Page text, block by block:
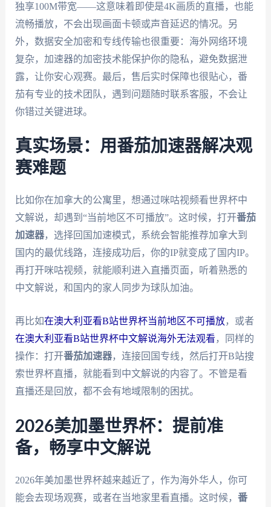
独享100M带宽——这意味着即使是4K画质的直播，也能
流畅播放，不会出现画面卡顿或声音延迟的情况。另
外，数据安全加密和专线传输也很重要：海外网络环境
复杂，加速器的加密技术能保护你的隐私，避免数据泄
露，让你安心观赛。最后，售后实时保障也很贴心，番
茄有专业的技术团队，遇到问题随时联系客服，不会让
你错过关键进球。
真实场景：用番茄加速器解决观
赛难题
比如你在加拿大的公寓里，想通过咪咕视频看世界杯中
文解说，却遇到“当前地区不可播放”。这时候，打开番茄
加速器，选择回国加速模式，系统会智能推荐加拿大到
国内的最优线路，连接成功后，你的IP就变成了国内IP。
再打开咪咕视频，就能顺利进入直播页面，听着熟悉的
中文解说，和国内的家人同步为球队加油。
再比如在澳大利亚看B站世界杯当前地区不可播放，或者
在澳大利亚看B站世界杯中文解说海外无法观看 ，同样的
操作：打开番茄加速器，连接回国专线，然后打开B站搜
索世界杯直播，就能看到中文解说的内容了。不管是看
直播还是回放，都不会有地域限制的困扰。
2026美加墨世界杯：提前准
备，畅享中文解说
2026年美加墨世界杯越来越近了，作为海外华人，你可
能会去现场观赛，或者在当地家里看直播。这时候， 番